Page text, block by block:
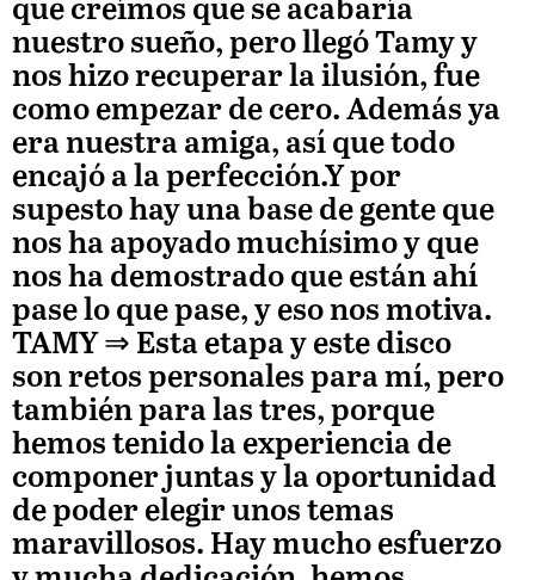
que creímos que se acabaría
nuestro sueño, pero llegó Tamy y
nos hizo recuperar la ilusión, fue
como empezar de cero. Además ya
era nuestra amiga, así que todo
encajó a la perfección.Y por
supesto hay una base de gente que
nos ha apoyado muchísimo y que
nos ha demostrado que están ahí
pase lo que pase, y eso nos motiva.
TAMY⇒ Esta etapa y este disco
son retos personales para mí, pero
también para las tres, porque
hemos tenido la experiencia de
componer juntas y la oportunidad
de poder elegir unos temas
maravillosos. Hay mucho esfuerzo